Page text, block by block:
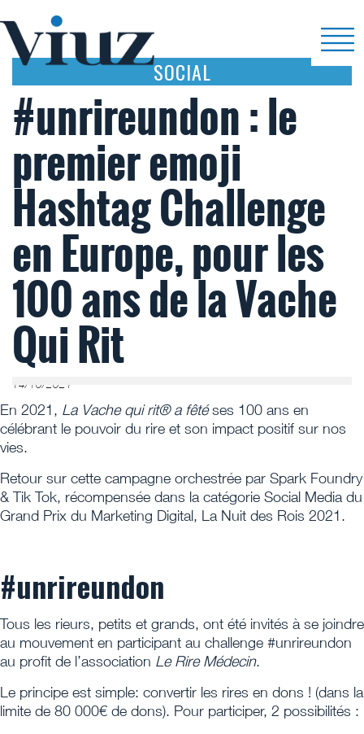
SOCIAL
#unrireundon : le
premier emoji
Hashtag Challenge
en Europe, pour les
100 ans de la Vache
Qui Rit
14/10/2021
En 2021, La Vache qui rit® a fêtéses 100 ans en
célébrant le pouvoir du rire et son impact positif sur nos
vies.
Retour sur cette campagne orchestrée par Spark Foundry
& Tik Tok, récompensée dans la catégorie Social Media du
Grand Prix du Marketing Digital, La Nuit des Rois 2021.
#unrireundon
Tous les rieurs, petits et grands, ont été invités à se joindre
au mouvement en participant au challenge #unrireundon
au profit de l’association Le Rire Médecin.
Le principe est simple: convertir les rires en dons ! (dans la
limite de 80 000€ de dons). Pour participer, 2 possibilités :